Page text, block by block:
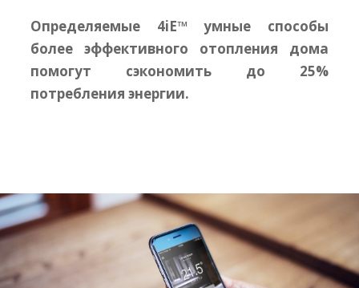
Определяемые 4iE™ умные способы
более эффективного отопления дома
помогут сэкономить до 25%
потребления энергии.